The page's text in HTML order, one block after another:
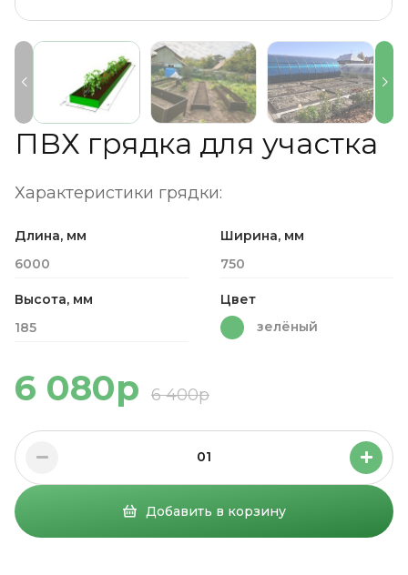
ПВХ грядка для участка
Характеристики грядки:
Длина, мм
6000
Ширина, мм
750
Высота, мм
185
Цвет
зелёный
6 080р 6 400р
01
Добавить в корзину